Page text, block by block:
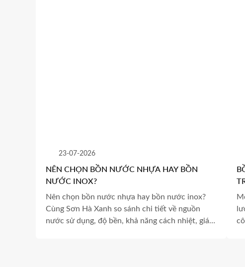
23-07-2026
NÊN CHỌN BỒN NƯỚC NHỰA HAY BỒN
NƯỚC INOX?
Nên chọn bồn nước nhựa hay bồn nước inox?
Cùng Sơn Hà Xanh so sánh chi tiết về nguồn
nước sử dụng, độ bền, khả năng cách nhiệt, giá